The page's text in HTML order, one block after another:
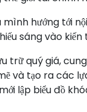
hướng tới
sáng vào
quý giá,
và tạo ra các
lập biểu đồ